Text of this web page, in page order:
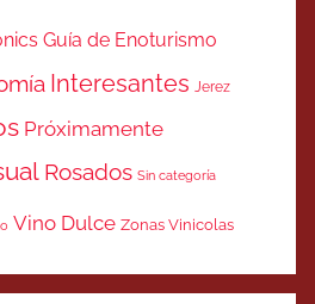
Guía de Enoturismo
Interesantes Jerez
Próximamente
Rosados Sin categoría
Vino Dulce Zonas Vinicolas